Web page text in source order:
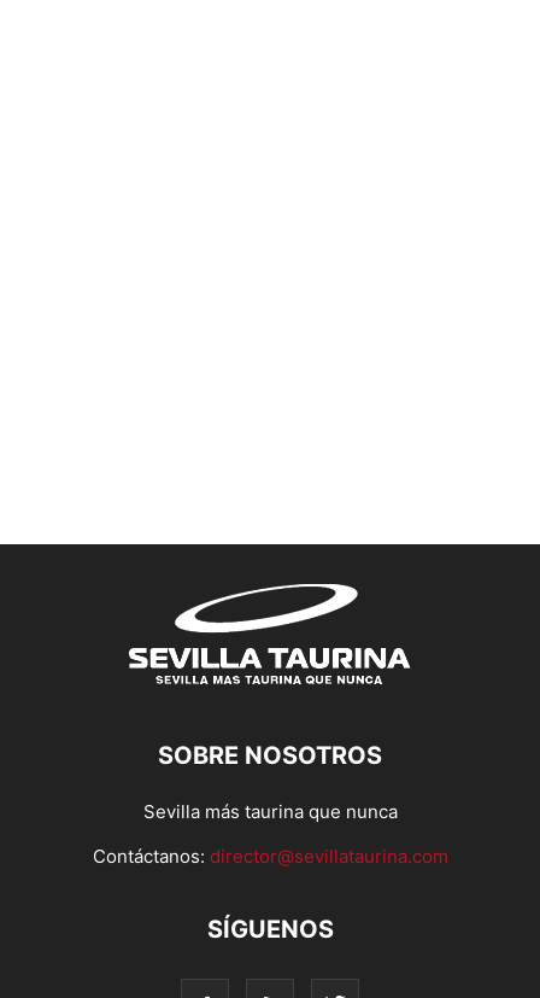
SOBRE NOSOTROS
Sevilla más taurina que nunca
Contáctanos: director@sevillataurina.com
SÍGUENOS